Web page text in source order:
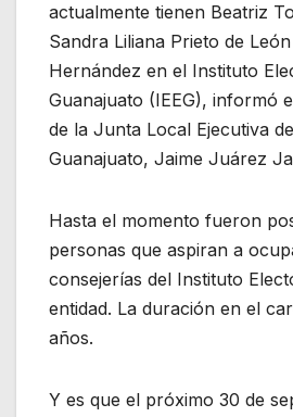
actualmente tienen Beatriz
Sandra Liliana Prieto de
Hernández en el Instituto
Guanajuato (IEEG), informó
de la Junta Local Ejecutiva
Guanajuato, Jaime Juárez
Hasta el momento fueron
personas que aspiran a
consejerías del Instituto
entidad. La duración en el
años.
Y es que el próximo 30 de